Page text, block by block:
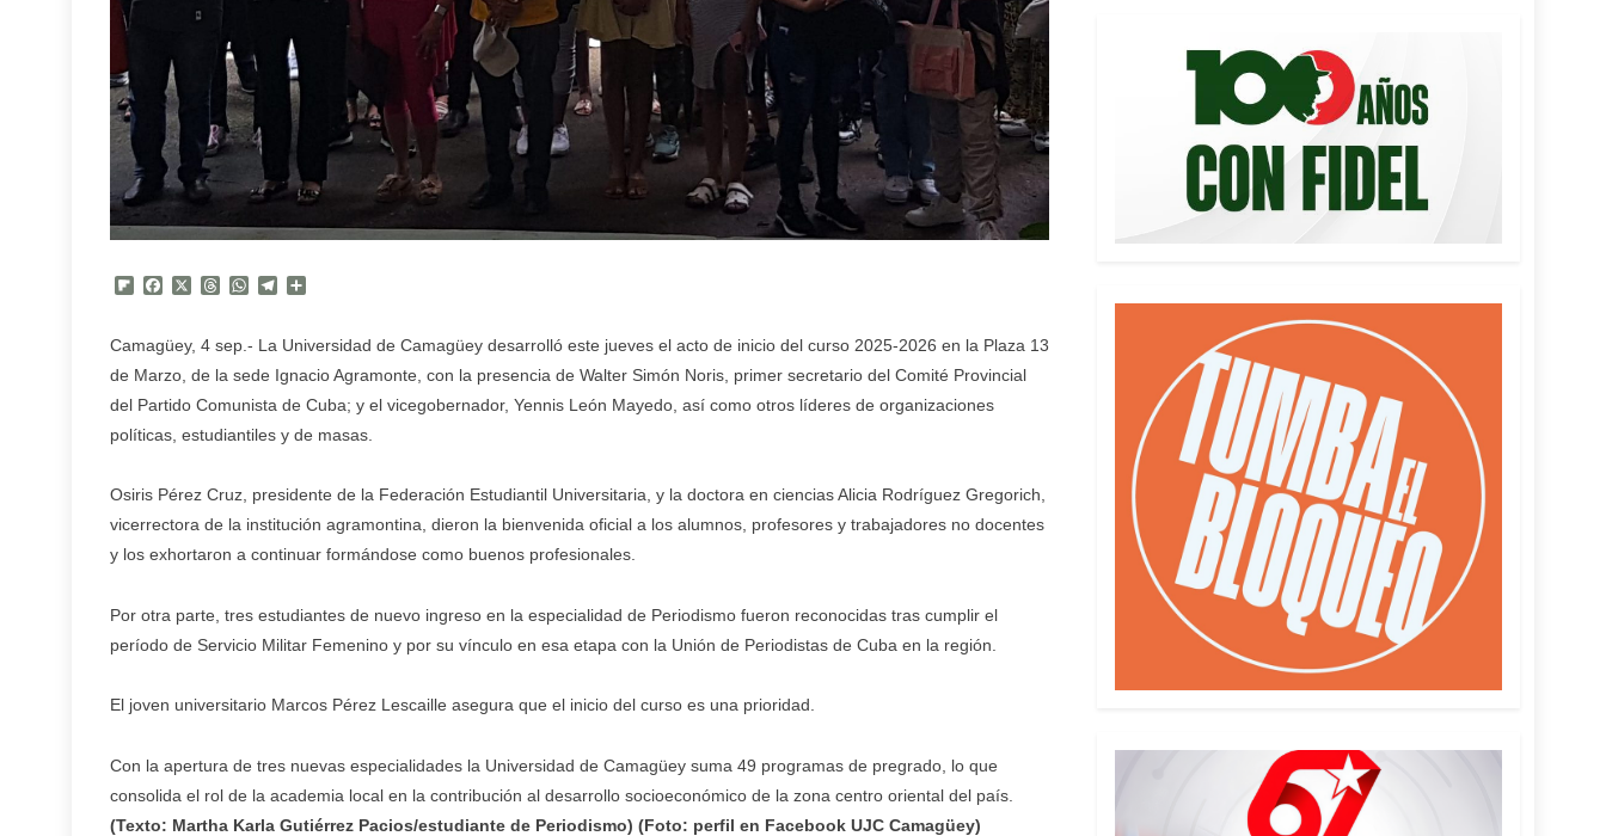
Flipboard
Facebook
X Threads
WhatsApp
Telegram
Camagüey, 4 sep.- La Universidad de Camagüey desarrolló este jueves el acto de inicio del curso 2025-2026 en la Plaza 13
de Marzo, de la sede Ignacio Agramonte, con la presencia de Walter Simón Noris, primer secretario del Comité Provincial
del Partido Comunista de Cuba; y el vicegobernador, Yennis León Mayedo, así como otros líderes de organizaciones
políticas, estudiantiles y de masas.
Osiris Pérez Cruz, presidente de la Federación Estudiantil Universitaria, y la doctora en ciencias Alicia Rodríguez Gregorich,
vicerrectora de la institución agramontina, dieron la bienvenida oficial a los alumnos, profesores y trabajadores no docentes
y los exhortaron a continuar formándose como buenos profesionales.
Por otra parte, tres estudiantes de nuevo ingreso en la especialidad de Periodismo fueron reconocidas tras cumplir el
período de Servicio Militar Femenino y por su vínculo en esa etapa con la Unión de Periodistas de Cuba en la región.
El joven universitario Marcos Pérez Lescaille asegura que el inicio del curso es una prioridad.
Con la apertura de tres nuevas especialidades la Universidad de Camagüey suma 49 programas de pregrado, lo que
consolida el rol de la academia local en la contribución al desarrollo socioeconómico de la zona centro oriental del país.
(Texto: Martha Karla Gutiérrez Pacios/estudiante de Periodismo) (Foto: perfil en Facebook UJC Camagüey)